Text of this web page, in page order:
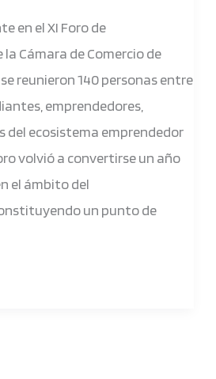
en el XI Foro de
Cámara de Comercio de
reunieron 140 personas entre
emprendedores,
del ecosistema emprendedor
volvió a convertirse un año
el ámbito del
un punto de